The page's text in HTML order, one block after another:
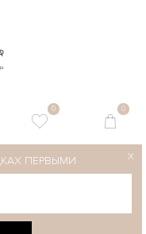
0 0
ПЕРВЫМИ X